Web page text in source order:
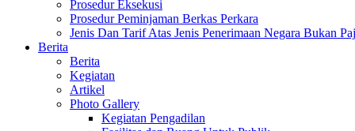
Prosedur Eksekusi
Prosedur Peminjaman Berkas Perkara
Jenis Dan Tarif Atas Jenis Penerimaan Negara Bukan
Berita
Berita
Kegiatan
Artikel
Photo Gallery
Kegiatan Pengadilan